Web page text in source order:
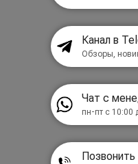
Канал в
Обзоры,
Чат с
пн-пт с 10:00